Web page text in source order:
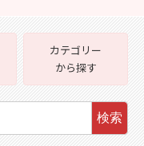
カテゴリー
から探す
検索